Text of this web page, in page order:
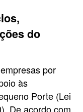
do
por
às
Porte (Lei
De acordo com